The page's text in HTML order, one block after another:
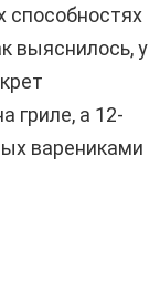
способностях
выяснилось, у
гриле, а 12-
варениками